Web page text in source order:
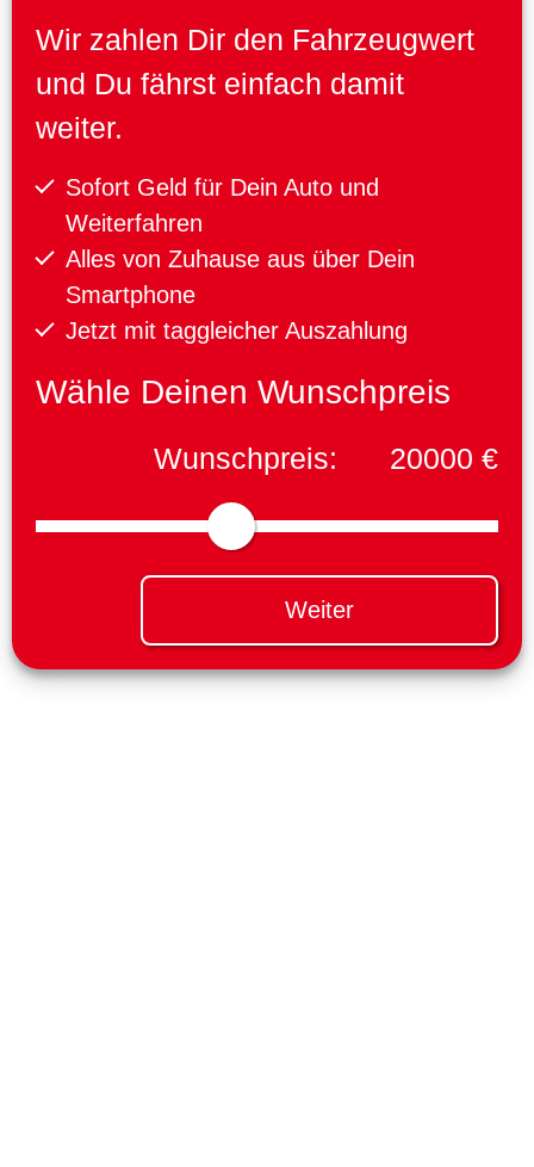
Wir zahlen Dir den Fahrzeugwert
und Du fährst einfach damit
weiter.
Sofort Geld für Dein Auto und
Weiterfahren
Alles von Zuhause aus über Dein
Smartphone
Jetzt mit taggleicher Auszahlung
Wähle Deinen Wunschpreis
Wunschpreis: 20000 €
Weiter